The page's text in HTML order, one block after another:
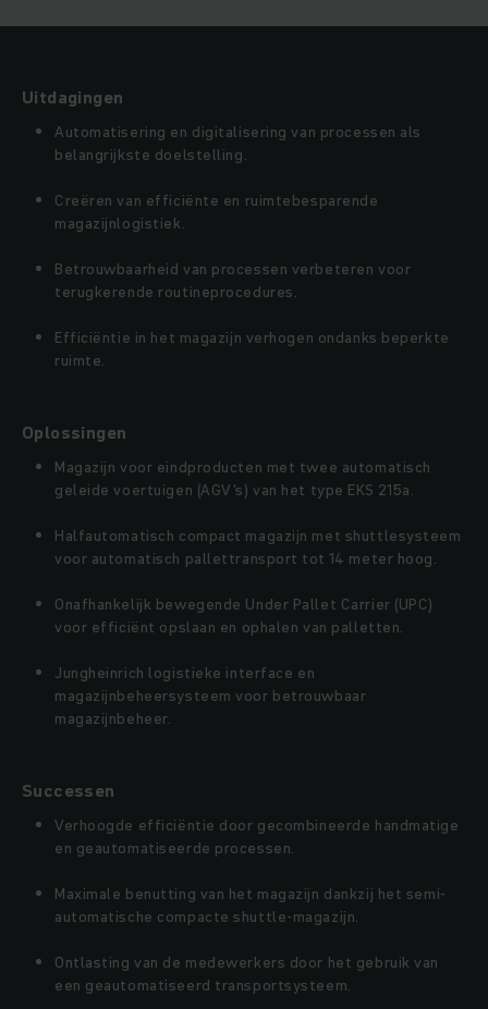
Uitdagingen
Automatisering en digitalisering van processen als
belangrijkste doelstelling.
Creëren van efficiënte en ruimtebesparende
magazijnlogistiek.
Betrouwbaarheid van processen verbeteren voor
terugkerende routineprocedures.
Efficiëntie in het magazijn verhogen ondanks beperkte
ruimte.
Oplossingen
Magazijn voor eindproducten met twee automatisch
geleide voertuigen (AGV's) van het type EKS 215a.
Halfautomatisch compact magazijn met shuttlesysteem
voor automatisch pallettransport tot 14 meter hoog.
Onafhankelijk bewegende Under Pallet Carrier (UPC)
voor efficiënt opslaan en ophalen van palletten.
Jungheinrich logistieke interface en
magazijnbeheersysteem voor betrouwbaar
magazijnbeheer.
Successen
Verhoogde efficiëntie door gecombineerde handmatige
en geautomatiseerde processen.
Maximale benutting van het magazijn dankzij het semi-
automatische compacte shuttle-magazijn.
Ontlasting van de medewerkers door het gebruik van
een geautomatiseerd transportsysteem.